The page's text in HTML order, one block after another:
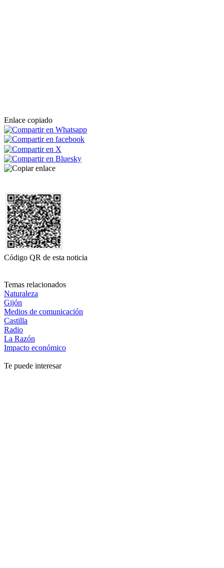
Enlace copiado
Código QR de esta noticia
Temas relacionados
Naturaleza
Gijón
Medios de comunicación
Castilla
Radio
La Razón
Impacto económico
Te puede interesar